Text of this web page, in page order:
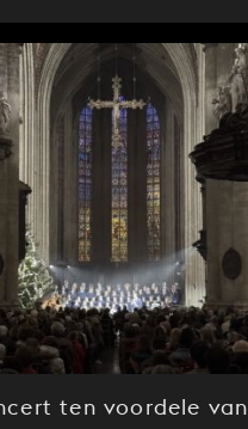
ten voordele van